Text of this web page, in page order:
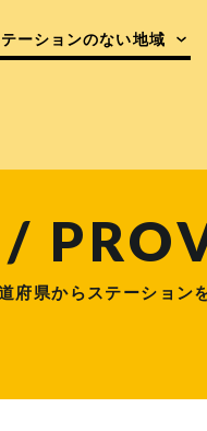
テーションのない地域
/
府県からステーション